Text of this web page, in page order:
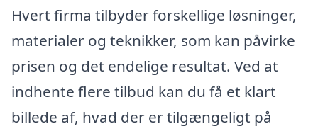
Hvert firma tilbyder forskellige løsninger,
materialer og teknikker, som kan påvirke
prisen og det endelige resultat. Ved at
indhente flere tilbud kan du få et klart
billede af, hvad der er tilgængeligt på